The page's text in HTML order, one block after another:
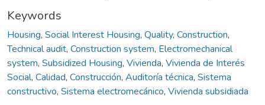
Keywords
Housing, Social Interest Housing, Quality, Construction,
Technical audit, Construction system, Electromechanical
system, Subsidized Housing, Vivienda, Vivienda de Interés
Social, Calidad, Construcción, Auditoría técnica, Sistema
constructivo, Sistema electromecánico, Vivienda subsidiada